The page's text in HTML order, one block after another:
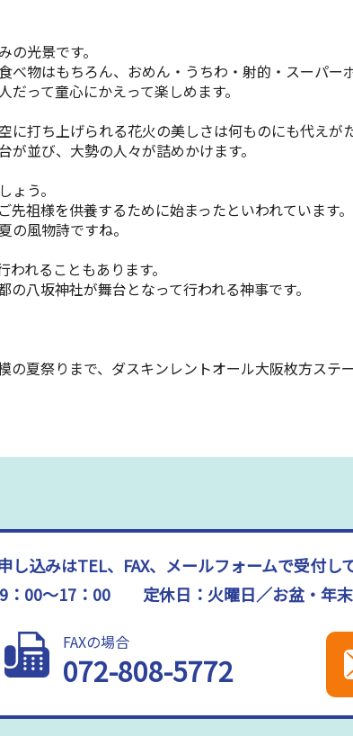
光景です。
物はもちろん、おめん・うちわ・射的・スーパー
って童心にかえって楽しめます。
打ち上げられる花火の美しさは何ものにも代えがた
並び、大勢の人々が詰めかけます。
う。
様を供養するために始まったといわれています。
風物詩ですね。
れることもあります。
八坂神社が舞台となって行われる神事です。
夏祭りまで、 ダスキンレントオール大阪枚方ステ
し込みはTEL、FAX、メールフォームで受付し
：00～17：00 定休日：火曜日／お盆・年
FAXの場合
072-808-5772